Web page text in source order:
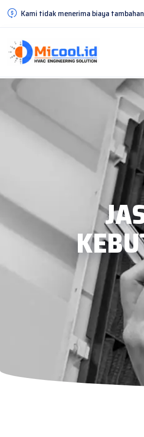
Kami tidak menerima biaya